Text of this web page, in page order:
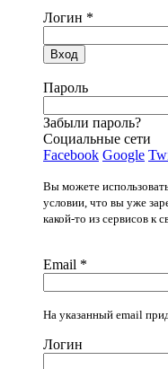
Логин *
Вход
Пароль
Забыли пароль?
Социальные сети
Facebook Google
Вы можете
условии, что вы уже
какой-то из сервисов к
Email *
На указанный email
Логин